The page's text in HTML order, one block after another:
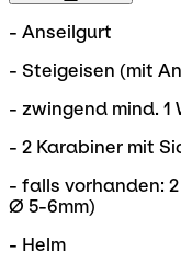
- Anseilgurt
- Steigeisen (mit
- zwingend mind. 1
- 2 Karabiner mit
- falls vorhanden:
Ø 5-6mm)
- Helm